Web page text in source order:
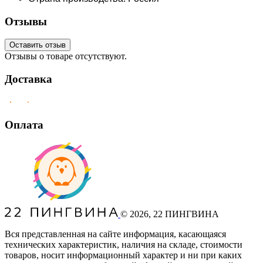
Отзывы
Оставить отзыв
Отзывы о товаре отсутствуют.
Доставка
Оплата
© 2026, 22 ПИНГВИНА
Вся представленная на сайте информация, касающаяся
технических характеристик, наличия на складе, стоимости
товаров, носит информационный характер и ни при каких